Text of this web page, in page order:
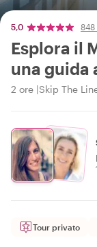
5,0 848
Esplora il
una guida
2 ore Skip The
Tour privato